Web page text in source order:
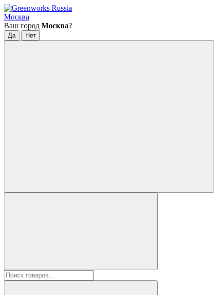
Москва
Ваш город Москва?